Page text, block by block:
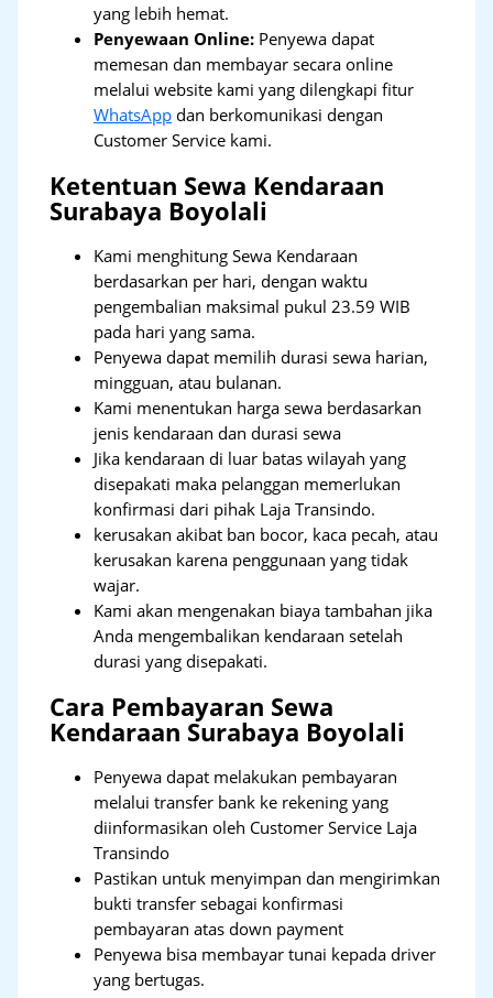
yang lebih hemat.
Penyewaan Online: Penyewa dapat
memesan dan membayar secara online
melalui website kami yang dilengkapi fitur
WhatsApp dan berkomunikasi dengan
Customer Service kami.
Ketentuan Sewa Kendaraan
Surabaya Boyolali
Kami menghitung Sewa Kendaraan
berdasarkan per hari, dengan waktu
pengembalian maksimal pukul 23.59 WIB
pada hari yang sama.
Penyewa dapat memilih durasi sewa harian,
mingguan, atau bulanan.
Kami menentukan harga sewa berdasarkan
jenis kendaraan dan durasi sewa
Jika kendaraan di luar batas wilayah yang
disepakati maka pelanggan memerlukan
konfirmasi dari pihak Laja Transindo.
kerusakan akibat ban bocor, kaca pecah, atau
kerusakan karena penggunaan yang tidak
wajar.
Kami akan mengenakan biaya tambahan jika
Anda mengembalikan kendaraan setelah
durasi yang disepakati.
Cara Pembayaran Sewa
Kendaraan Surabaya Boyolali
Penyewa dapat melakukan pembayaran
melalui transfer bank ke rekening yang
diinformasikan oleh Customer Service Laja
Transindo
Pastikan untuk menyimpan dan mengirimkan
bukti transfer sebagai konfirmasi
pembayaran atas down payment
Penyewa bisa membayar tunai kepada driver
yang bertugas.